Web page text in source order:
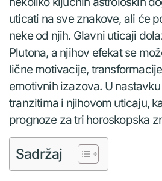
uticati na sve znakove, ali će
neke od njih. Glavni uticaji
Plutona, a njihov efekat se
lične motivacije,
emotivnih izazova. U
tranzitima i njihovom uticaju,
prognoze za tri horoskopska
Sadržaj